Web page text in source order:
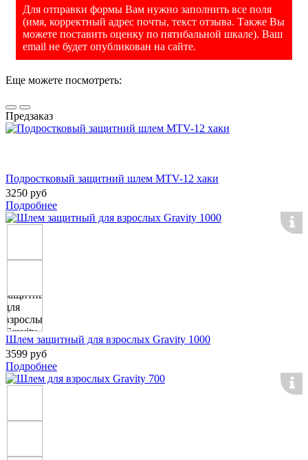
Для отправки формы Вам нужно заполнить все поля
(имя, корректный адрес почты, текст отзыва. Также Вы
можете поставить оценку по пятибальной шкале). Ваш
email не будет опубликован на сайте.
Еще можете посмотреть:
Предзаказ
Подростковый защитний шлем MTV-12 хаки
3250 руб
Подробнее
Шлем защитный для взрослых Gravity 1000
3599 руб
Подробнее